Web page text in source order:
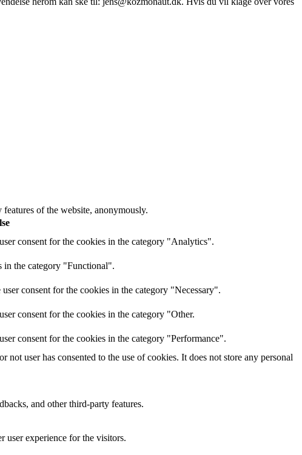
of the website, anonymously.
consent for the cookies in the category "Analytics".
in the category "Functional".
consent for the cookies in the category "Necessary".
consent for the cookies in the category "Other.
consent for the cookies in the category "Performance".
user has consented to the use of cookies. It does not store any personal
and other third-party features.
user experience for the visitors.